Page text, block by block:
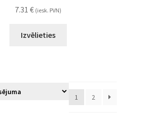
7.31 € (iesk. PVN)
Izvēlieties
1 2